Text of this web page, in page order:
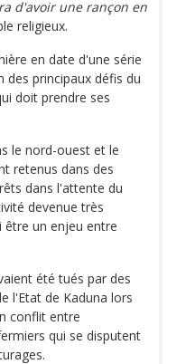
d'avoir une rançon en
religieux.
en date d'une série
des principaux défis du
doit prendre ses
le nord-ouest et le
retenus dans des
dans l'attente du
devenue très
être un enjeu entre
été tués par des
l'Etat de Kaduna lors
conflit entre
qui se disputent